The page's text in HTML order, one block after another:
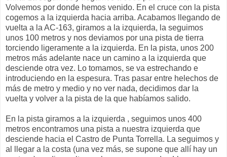
Volvemos por donde hemos venido. En el cruce con la pista
cogemos a la izquierda hacia arriba. Acabamos llegando de
vuelta a la AC-163, giramos a la izquierda, la seguimos
unos 100 metros y nos deviamos por una pista de tierra
torciendo ligeramente a la izquierda. En la pista, unos 200
metros más adelante nace un camino a la izquierda que
desciende otra vez. Lo tomamos, se va estrechando e
introduciendo en la espesura. Tras pasar entre helechos de
más de metro y medio y no ver nada, decidimos dar la
vuelta y volver a la pista de la que habíamos salido.
En la pista giramos a la izquierda , seguimos unos 400
metros encontramos una pista a nuestra izquierda que
desciende hacia el Castro de Punta Torrella. La seguimos y
al llegar a la costa (una vez más, se supone que allí hay un